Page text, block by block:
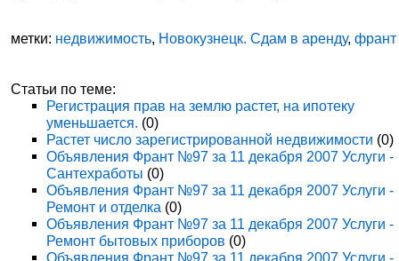
метки: недвижимость, Новокузнецк. Сдам в аренду,франт
Статьи по теме:
Регистрация прав на землю растет, на ипотеку
уменьшается. (0)
Растет число зарегистрированной недвижимости (0)
Объявления Франт №97 за 11 декабря 2007 Услуги -
Сантехработы (0)
Объявления Франт №97 за 11 декабря 2007 Услуги -
Ремонт и отделка (0)
Объявления Франт №97 за 11 декабря 2007 Услуги -
Ремонт бытовых приборов (0)
Объявления Франт №97 за 11 декабря 2007 Услуги -